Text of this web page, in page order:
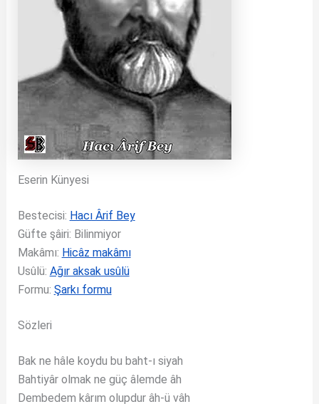
Eserin Künyesi
Bestecisi: Hacı Ârif Bey
Güfte şâiri: Bilinmiyor
Makâmı: Hicâz makâmı
Usûlü: Ağır aksak usûlü
Formu: Şarkı formu
Sözleri
Bak ne hâle koydu bu baht-ı siyah
Bahtiyâr olmak ne güç âlemde âh
Dembedem kârım olupdur âh-ü vâh